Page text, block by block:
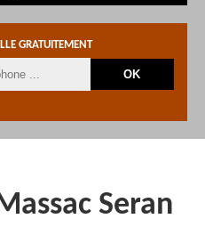
GRATUITEMENT
Seran